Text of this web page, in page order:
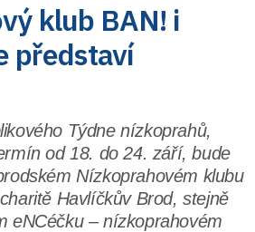
klub BAN! i
představí
Týdne nízkoprahů,
od 18. do 24. září, bude
Nízkoprahovém klubu
Havlíčkův Brod, stejně
eNCéčku – nízkoprahovém